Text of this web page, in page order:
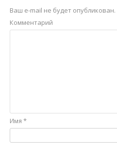
Ваш e-mail не будет опубликован.
Комментарий
Имя *